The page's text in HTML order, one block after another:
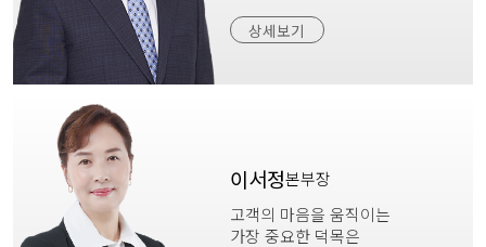
상세보기
이서정본부장
고객의 마음을 움직이는
가장 중요한 덕목은